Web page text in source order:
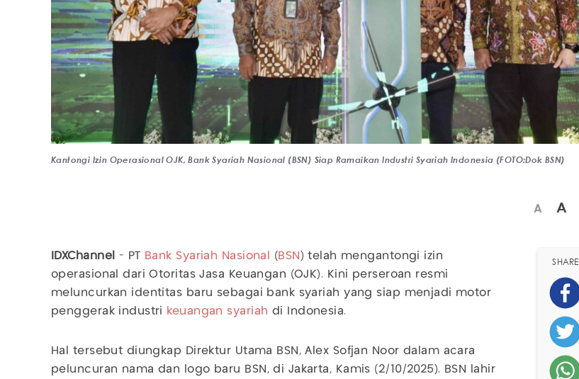
Kantongi Izin Operasional OJK, Bank Syariah Nasional (BSN) Siap Ramaikan Industri Syariah Indonesia (FOTO:Dok BSN)
A A
IDXChannel - PT Bank Syariah Nasional ( BSN ) telah mengantongi izin
operasional dari Otoritas Jasa Keuangan (OJK). Kini perseroan resmi
meluncurkan identitas baru sebagai bank syariah yang siap menjadi motor
penggerak industri keuangan syariah di Indonesia.
Hal tersebut diungkap Direktur Utama BSN, Alex Sofjan Noor dalam acara
peluncuran nama dan logo baru BSN, di Jakarta, Kamis (2/10/2025). BSN lahir
SHARE